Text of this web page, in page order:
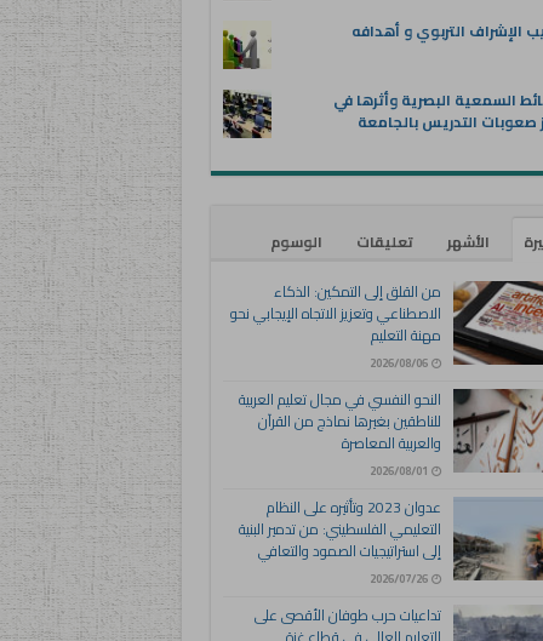
الإشراف التربوي و أهدافه
السمعية البصرية وأثرها في
صعوبات التدريس بالجامعة
الأشهر تعليقات
الوسوم
من القلق إلى التمكين: الذكاء
الاصطناعي وتعزيز الاتجاه الإيجابي نحو
مهنة التعليم
2026/08/06
النحو النفسي في مجال تعليم العربية
للناطقين بغيرها نماذج من القرآن
والعربية المعاصرة
2026/08/01
عدوان 2023 وتأثيره على النظام
التعليمي الفلسطيني: من تدمير البنية
إلى استراتيجيات الصمود والتعافي
2026/07/26
تداعيات حرب طوفان الأقصى على